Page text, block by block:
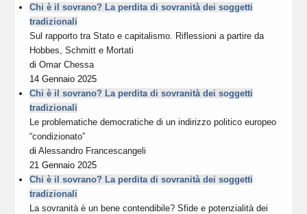
Chi è il sovrano? La perdita di sovranità dei soggetti
tradizionali
Sul rapporto tra Stato e capitalismo. Riflessioni a partire da
Hobbes, Schmitt e Mortati
diOmar Chessa
14 Gennaio 2025
Chi è il sovrano? La perdita di sovranità dei soggetti
tradizionali
Le problematiche democratiche di un indirizzo politico europeo
“condizionato”
diAlessandro Francescangeli
21 Gennaio 2025
Chi è il sovrano? La perdita di sovranità dei soggetti
tradizionali
La sovranità è un bene contendibile? Sfide e potenzialità dei